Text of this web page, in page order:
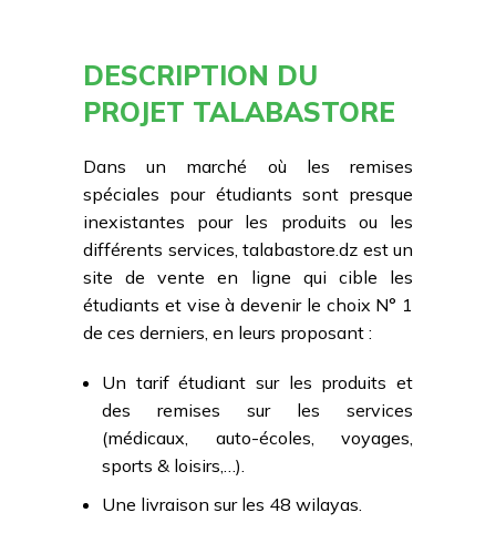
DESCRIPTION DU
PROJET TALABASTORE
Dans un marché où les remises
spéciales pour étudiants sont presque
inexistantes pour les produits ou les
différents services, talabastore.dz est un
site de vente en ligne qui cible les
étudiants et vise à devenir le choix N° 1
de ces derniers, en leurs proposant :
Un tarif étudiant sur les produits et
des remises sur les services
(médicaux, auto-écoles, voyages,
sports & loisirs,…).
Une livraison sur les 48 wilayas.